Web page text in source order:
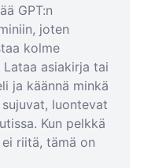
GPT:n
joten
kolme
asiakirja tai
ja käännä minkä
luontevat
Kun pelkkä
riitä, tämä on